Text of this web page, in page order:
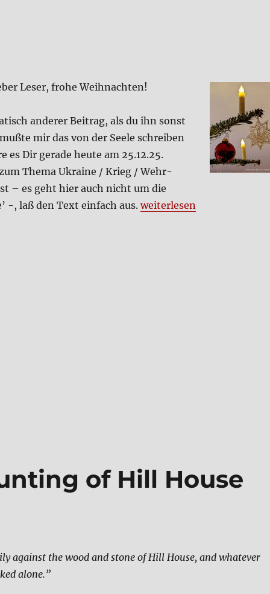
Leser, fro­he Weih­nach­ten!
ande­rer Bei­trag, als du ihn sonst
mir das von der See­le schrei­ben
es Dir gera­de heu­te am 25.12.25.
The­ma Ukrai­ne / Krieg / Wehr­
– es geht hier auch nicht um die
-, laß den Text ein­fach aus. „Nein zum Krieg!“
wei­ter­le­sen
of Hill Hou­se
against the wood and stone of Hill Hou­se, and wha­te­ver
alo­ne.”